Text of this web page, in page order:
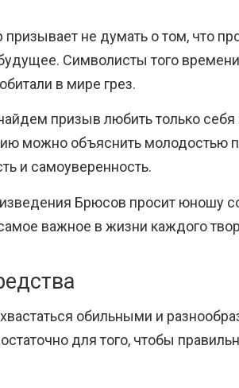
призывает не думать о том, что
Символисты того
в мире грез.
призыв любить только
можно объяснить молодостью
и самоуверенность.
Брюсов просит юношу
важное в жизни каждого
обильными и
для того, чтобы